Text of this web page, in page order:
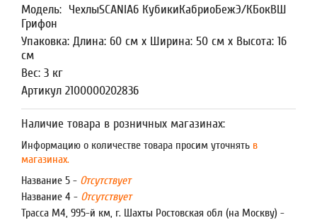
Модель: ЧехлыSCANIA6 КубикиКабриоБежЭ/КБокВШ
Грифон
Упаковка: Длина: 60 см x Ширина: 50 см x Высота: 16
см
Вес: 3 кг
Артикул 2100000202836
Наличие товара в розничных магазинах:
Информацию о количестве товара просим уточнять в
магазинах.
Название 5 - Отсутствует
Название 4 - Отсутствует
Трасса М4, 995-й км, г. Шахты Ростовская обл (на Москву) -